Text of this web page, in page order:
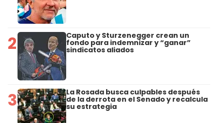
2 Caputo y Sturzenegger crean un
fondo para indemnizar y “ganar”
sindicatos aliados
3 La Rosada busca culpables después
de la derrota en el Senado y recalcula
su estrategia